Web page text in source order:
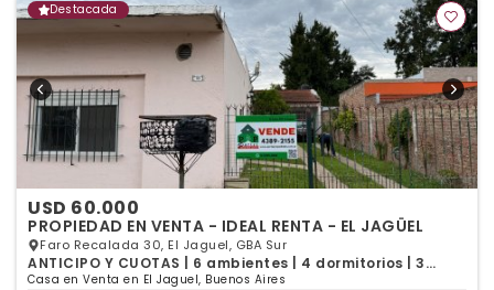
Destacada
USD 60.000
PROPIEDAD EN VENTA - IDEAL RENTA - EL JAGÜEL
Faro Recalada 30, El Jaguel, GBA Sur
ANTICIPO Y CUOTAS | 6 ambientes | 4 dormitorios | 3
baños
Casa en Venta en El Jaguel, Buenos Aires